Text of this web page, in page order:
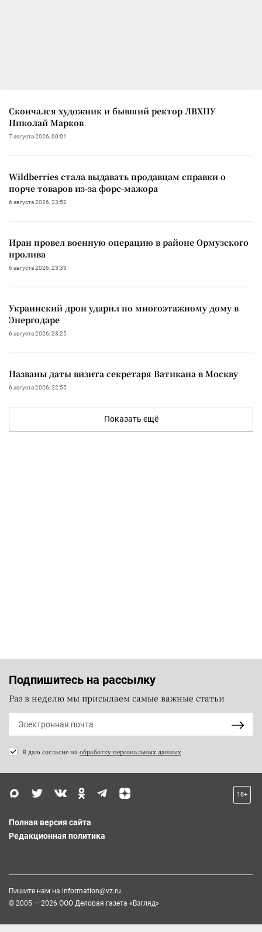
Скончался художник и бывший ректор ЛВХПУ
Николай Марков
7 августа 2026, 00:01
Wildberries стала выдавать продавцам справки о
порче товаров из-за форс-мажора
6 августа 2026, 23:52
Иран провел военную операцию в районе Ормузского
пролива
6 августа 2026, 23:33
Украинский дрон ударил по многоэтажному дому в
Энергодаре
6 августа 2026, 23:25
Названы даты визита секретаря Ватикана в Москву
6 августа 2026, 22:55
Показать ещё
Подпишитесь на рассылку
Раз в неделю мы присылаем самые важные статьи
Я даю согласие на обработку персональных данных
18+
Полная версия сайта
Редакционная политика
Пишите нам на information@vz.ru
© 2005 — 2026 ООО Деловая газета «Взгляд»